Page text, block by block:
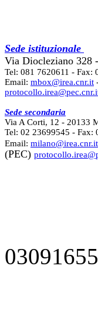
Sede istituzionale
Via Diocleziano 328
Tel: 081 7620611 - Fax:
Email: mbox@irea.cnr.it
Sede secondaria
Via A Corti, 12 - 20133
Tel: 02 23699545 - Fax:
Email: milano@irea.cnr.it
(PEC)